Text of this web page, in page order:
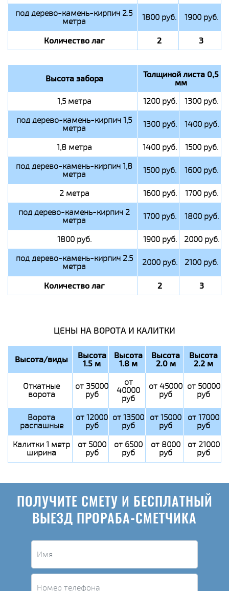
под дерево-камень-кирпич 2.5
метра 1800 руб. 1900 руб.
Количество лаг 2 3
Высота забора Толщиной листа 0,5
мм
1,5 метра 1200 руб.
1300 руб.
под дерево-камень-кирпич 1,5
метра 1300 руб. 1400 руб.
1,8 метра 1400 руб.
1500 руб.
под дерево-камень-кирпич 1,8
метра 1500 руб. 1600 руб.
2 метра 1600 руб.
1700 руб.
под дерево-камень-кирпич 2
метра 1700 руб. 1800 руб.
1800 руб. 1900 руб.
2000 руб.
под дерево-камень-кирпич 2.5
метра 2000 руб. 2100 руб.
Количество лаг 2 3
ЦЕНЫ НА ВОРОТА И КАЛИТКИ
Высота/виды Высота
1.5 м
Высота
1.8 м
Высота
2.0 м
Высота
2.2 м
Откатные
ворота
от 35000
руб
от
40000
руб
от 45000
руб
от 50000
руб
Ворота
распашные
от 12000
руб
от 13500
руб
от 15000
руб
от 17000
руб
Калитки 1 метр
ширина
от 5000
руб
от 6500
руб
от 8000
руб
от 21000
руб
ПОЛУЧИТЕ СМЕТУ И БЕСПЛАТНЫЙ
ВЫЕЗД ПРОРАБА-СМЕТЧИКА